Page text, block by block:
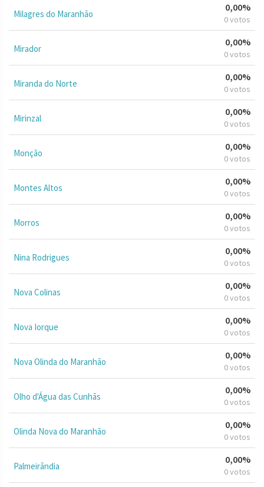
Milagres do Maranhão
0,00%
0 votos
Mirador
0,00%
0 votos
Miranda do Norte
0,00%
0 votos
Mirinzal
0,00%
0 votos
Monção
0,00%
0 votos
Montes Altos
0,00%
0 votos
Morros
0,00%
0 votos
Nina Rodrigues
0,00%
0 votos
Nova Colinas
0,00%
0 votos
Nova Iorque
0,00%
0 votos
Nova Olinda do Maranhão
0,00%
0 votos
Olho d'Água das Cunhãs
0,00%
0 votos
Olinda Nova do Maranhão
0,00%
0 votos
Palmeirândia
0,00%
0 votos